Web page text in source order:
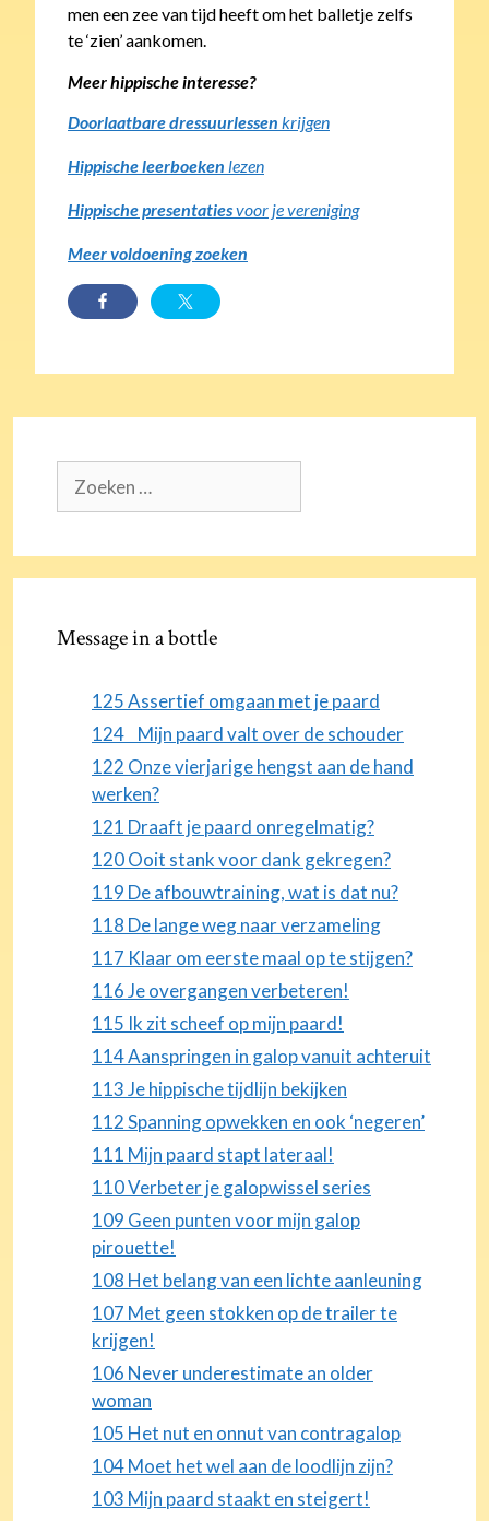
men een zee van tijd heeft om het balletje zelfs
te ‘zien’ aankomen.
Meer hippische interesse?
Doorlaatbare dressuurlessen krijgen
Hippische leerboeken lezen
Hippische presentatiesvoor je vereniging
Meer voldoening zoeken
naar:
Message in a bottle
125 Assertief omgaan met je paard
124 Mijn paard valt over de schouder
122 Onze vierjarige hengst aan de hand
werken?
121 Draaft je paard onregelmatig?
120 Ooit stank voor dank gekregen?
119 De afbouwtraining, wat is dat nu?
118 De lange weg naar verzameling
117 Klaar om eerste maal op te stijgen?
116 Je overgangen verbeteren!
115 Ik zit scheef op mijn paard!
114 Aanspringen in galop vanuit achteruit
113 Je hippische tijdlijn bekijken
112 Spanning opwekken en ook ‘negeren’
111 Mijn paard stapt lateraal!
110 Verbeter je galopwissel series
109 Geen punten voor mijn galop
pirouette!
108 Het belang van een lichte aanleuning
107 Met geen stokken op de trailer te
krijgen!
106 Never underestimate an older
woman
105 Het nut en onnut van contragalop
104 Moet het wel aan de loodlijn zijn?
103 Mijn paard staakt en steigert!